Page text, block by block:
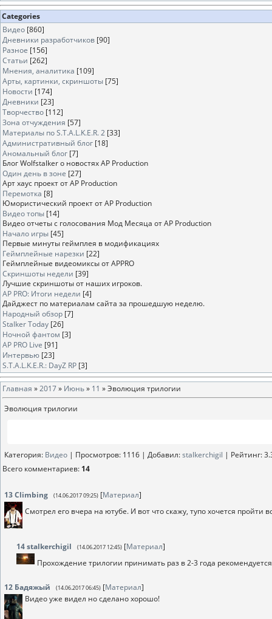
Categories
Видео [860]
Дневники разработчиков [90]
Разное [156]
Статьи [262]
Мнения, аналитика [109]
Арты, картинки, скриншоты [75]
Новости [174]
Дневники [23]
Творчество [112]
Зона отчуждения [57]
Материалы по S.T.A.L.K.E.R. 2 [33]
Административный блог [18]
Аномальный блог [7]
Блог Wolfstalker о новостях AP Production
Один день в зоне [27]
Арт хаус проект от AP Production
Перемотка [8]
Юмористический проект от AP Production
Видео топы [14]
Видео отчеты с голосования Мод Месяца от AP Production
Начало игры [45]
Первые минуты геймплея в модификациях
Геймплейные нарезки [22]
Геймплейные видеомиксы от APPRO
Скриншоты недели [39]
Лучшие скриншоты от наших игроков.
AP PRO: Итоги недели [4]
Дайджест по материалам сайта за прошедшую неделю.
Народный обзор [7]
Stalker Today [26]
Ночной фантом [3]
AP PRO Live [91]
Интервью [23]
S.T.A.L.K.E.R.: DayZ RP [3]
Главная »2017» Июнь» 11 » Эволюция трилогии
Эволюция трилогии
Категория: Видео | Просмотров: 1116 | Добавил:stalkerchigil | Рейтинг:
Всего комментариев: 14
13Climbing (14.06.2017 09:25) [Материал]
Смотрел его вчера на ютубе. И вот что скажу, тупо хочется пройти
14stalkerchigil (14.06.2017 12:45) [Материал]
Прохождение трилогии принимать раз в 2-3 года
12 Бадяжый (14.06.2017 06:45) [Материал]
Видео уже видел но сделано хорошо!